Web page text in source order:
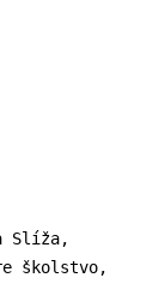
Slíža,
školstvo,